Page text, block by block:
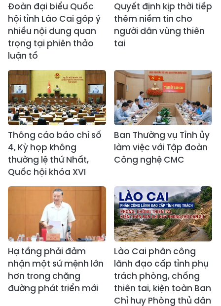
Đoàn đại biểu Quốc
hội tỉnh Lào Cai góp ý
nhiều nội dung quan
trọng tại phiên thảo
luận tổ
Quyết định kịp thời tiếp
thêm niềm tin cho
người dân vùng thiên
tai
Thông cáo báo chí số
4, Kỳ họp không
thường lệ thứ Nhất,
Quốc hội khóa XVI
Ban Thường vụ Tỉnh ủy
làm việc với Tập đoàn
Công nghệ CMC
Hạ tầng phải đảm
nhận một sứ mệnh lớn
hơn trong chặng
đường phát triển mới
Lào Cai phân công
lãnh đạo cấp tỉnh phụ
trách phòng, chống
thiên tai, kiện toàn Ban
Chỉ huy Phòng thủ dân